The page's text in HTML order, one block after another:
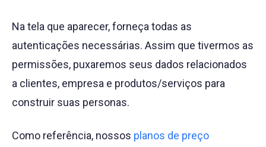
Na tela que aparecer, forneça todas as
autenticações necessárias. Assim que tivermos as
permissões, puxaremos seus dados relacionados
a clientes, empresa e produtos/serviços para
construir suas personas.
Como referência, nossos planos de preço